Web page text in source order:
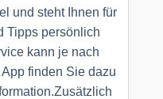
und steht Ihnen für
Tipps persönlich
kann je nach
finden Sie dazu